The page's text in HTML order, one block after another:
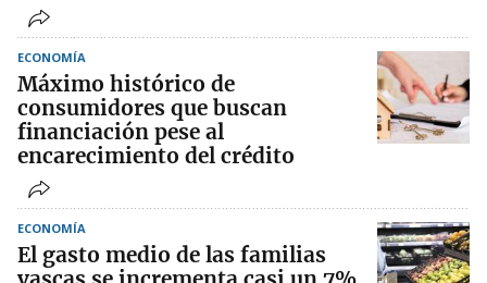
ECONOMÍA
Máximo histórico de
consumidores que buscan
financiación pese al
encarecimiento del crédito
ECONOMÍA
El gasto medio de las familias